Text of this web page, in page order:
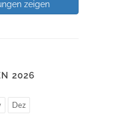
zeigen
2026
Dez